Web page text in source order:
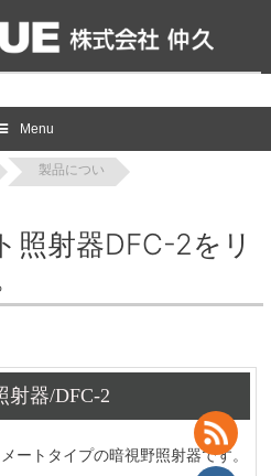
Menu
製品につい
照射器DFC-2をリ
射器/DFC-2
ートタイプの暗視野照射器です。